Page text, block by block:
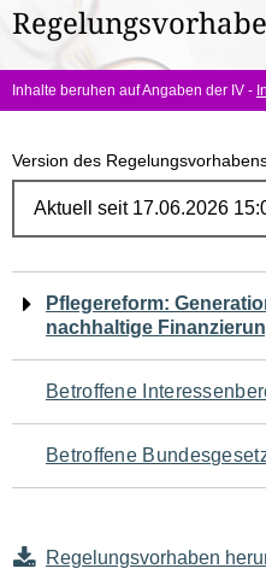
hier:
Inhalte beruhen auf Angaben der IV -
Version des
Navigation
für
den
Seiteninhalt
Pflegereform:
nachhaltige
Betroffene
Betroffene
Regelungsvorhaben